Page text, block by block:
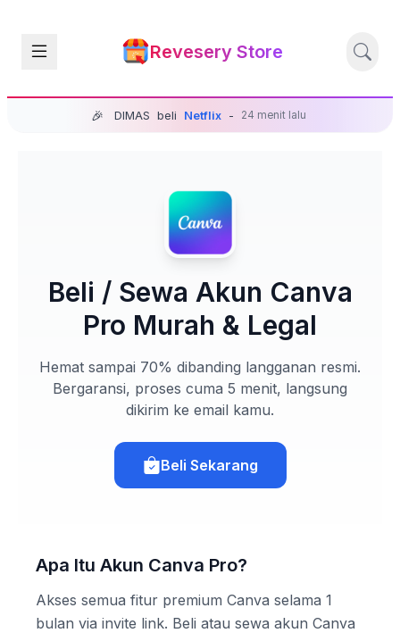
Revesery Store
🎉 DIMAS beli Netflix - 24 menit lalu
Beli / Sewa Akun Canva
Pro Murah & Legal
Hemat sampai 70% dibanding langganan resmi.
Bergaransi, proses cuma 5 menit, langsung
dikirim ke email kamu.
Beli Sekarang
Apa Itu Akun Canva Pro?
Akses semua fitur premium Canva selama 1
bulan via invite link. Beli atau sewa akun Canva